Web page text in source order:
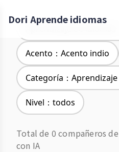
Dori Aprende idiomas
Aprendizaje de
Acento：Acento indio
Categoría：
Nivel：todos
Total de 0 compañeros
con IA